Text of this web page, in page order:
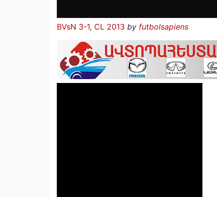
BVsN 3-1, CL 2013 by futbolsapiens